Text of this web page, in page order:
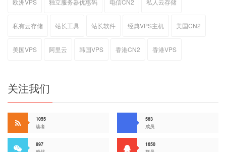
欧洲VPS 独立服务器优惠码 电信CN2 私人云存储
私有云存储 站长工具 站长软件 经典VPS主机 美国CN2
美国VPS 阿里云 韩国VPS 香港CN2 香港VPS
关注我们
1055
读者
563
成员
897
1650